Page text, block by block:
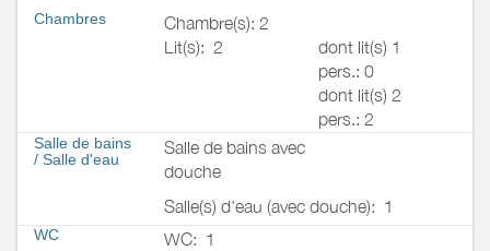
Chambres
Chambre(s): 2
Lit(s): 2
dont lit(s) 1
pers.: 0
dont lit(s) 2
pers.: 2
Salle de bains
/ Salle d'eau
Salle de bains avec
douche
Salle(s) d'eau (avec douche): 1
WC WC: 1